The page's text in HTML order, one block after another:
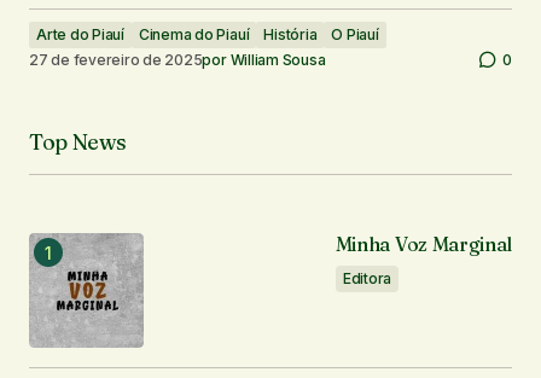
Arte do Piauí Cinema do Piauí História
O Piauí
27 de fevereiro de 2025por William Sousa 0
Top News
Minha Voz Marginal
Editora